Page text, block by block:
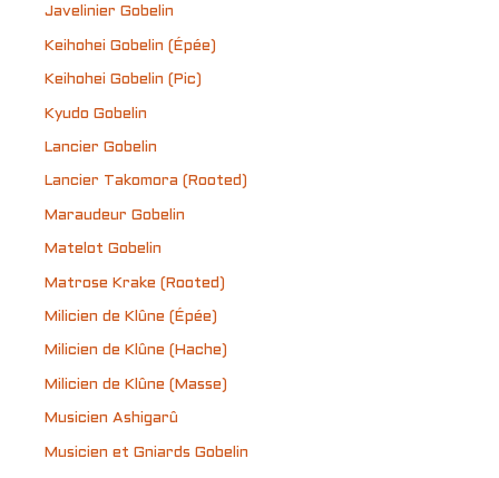
Javelinier Gobelin
Keihohei Gobelin (Épée)
Keihohei Gobelin (Pic)
Kyudo Gobelin
Lancier Gobelin
Lancier Takomora (Rooted)
Maraudeur Gobelin
Matelot Gobelin
Matrose Krake (Rooted)
Milicien de Klûne (Épée)
Milicien de Klûne (Hache)
Milicien de Klûne (Masse)
Musicien Ashigarû
Musicien et Gniards Gobelin